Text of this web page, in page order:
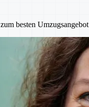
besten Umzugsangebot